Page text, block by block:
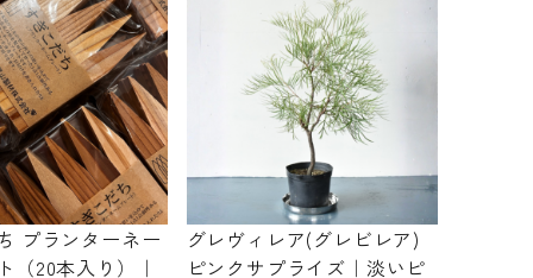
プランターネー
（20本入り）｜
グレヴィレア(グレビレア)
ピンクサプライズ｜淡いピ